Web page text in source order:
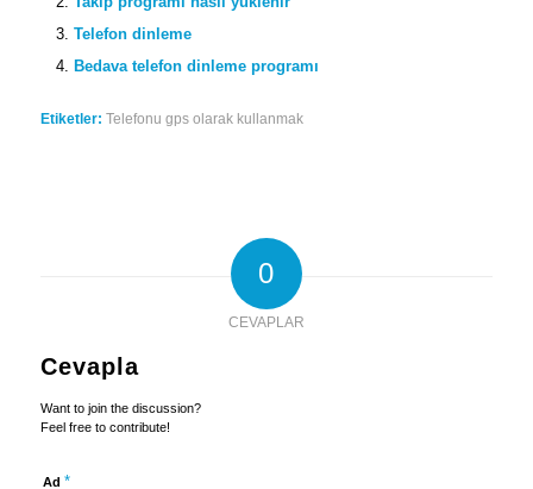
Telefon dinleme
Bedava telefon dinleme programı
Etiketler: Telefonu gps olarak kullanmak
0
CEVAPLAR
Cevapla
Want to join the discussion?
Feel free to contribute!
Ad *